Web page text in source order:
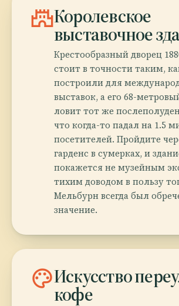
castleКоролевское
выставочное
Крестообразный дворец
стоит в точности таким,
построили для
выставок, а его 68-
ловит тот же
что когда-то падал на 1.5
посетителей. Пройдите
гарденс в сумерках, и
покажется не музейным
тихим доводом в пользу
Мельбурн всегда был
значение.
paletteИскусство
кофе